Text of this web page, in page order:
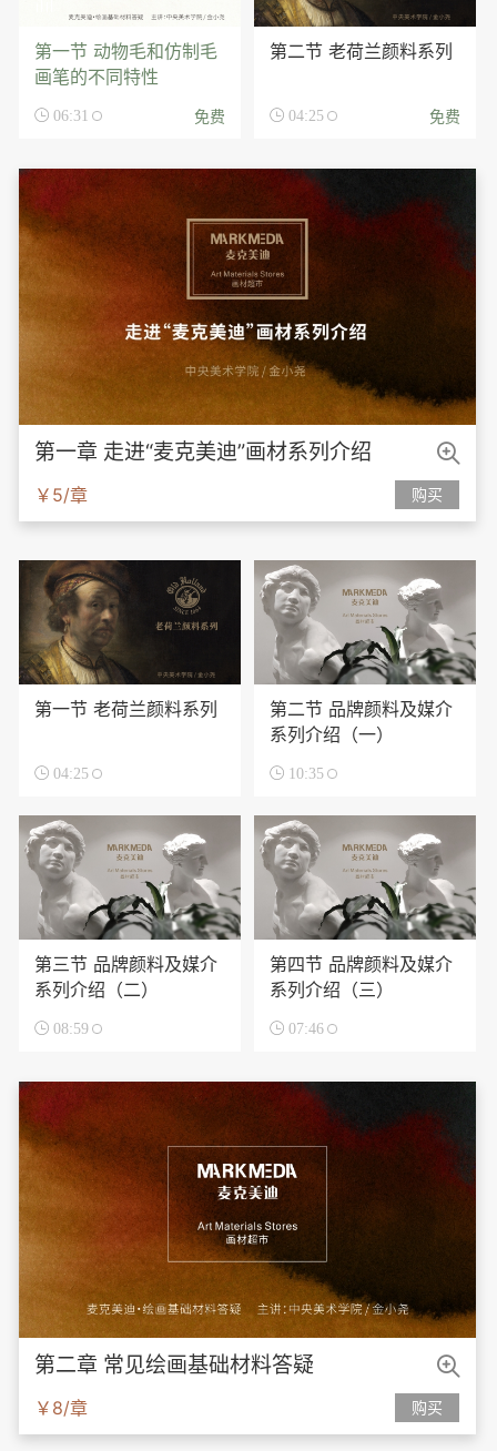
第一节 动物毛和仿制毛
画笔的不同特性
 06:31 免费
第二节 老荷兰颜料系列
 04:25 免费
第一章 走进“麦克美迪”画材系列介绍
￥5/章 购买

第一节 老荷兰颜料系列
 04:25
第二节 品牌颜料及媒介
系列介绍（一）
 10:35
第三节 品牌颜料及媒介
系列介绍（二）
 08:59
第四节 品牌颜料及媒介
系列介绍（三）
 07:46
第二章 常见绘画基础材料答疑
￥8/章 购买
